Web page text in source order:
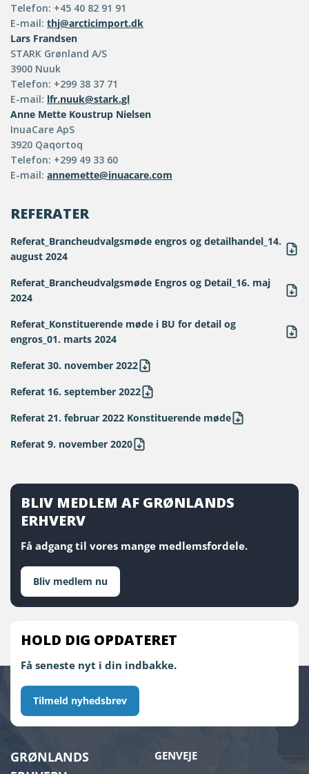
Telefon: +45 40 82 91 91
E-mail: thj@arcticimport.dk
Lars Frandsen
STARK Grønland A/S
3900 Nuuk
Telefon: +299 38 37 71
E-mail: lfr.nuuk@stark.gl
Anne Mette Koustrup Nielsen
InuaCare ApS
3920 Qaqortoq
Telefon: +299 49 33 60
E-mail: annemette@inuacare.com
REFERATER
Referat_Brancheudvalgsmøde engros og detailhandel_14.
august 2024
Referat_Brancheudvalgsmøde Engros og Detail_16. maj
2024
Referat_Konstituerende møde i BU for detail og
engros_01. marts 2024
Referat 30. november 2022
Referat 16. september 2022
Referat 21. februar 2022 Konstituerende møde
Referat 9. november 2020
BLIV MEDLEM AF GRØNLANDS
ERHVERV
Få adgang til vores mange medlemsfordele.
Bliv medlem nu
HOLD DIG OPDATERET
Få seneste nyt i din indbakke.
Tilmeld nyhedsbrev
GRØNLANDS
GENVEJE